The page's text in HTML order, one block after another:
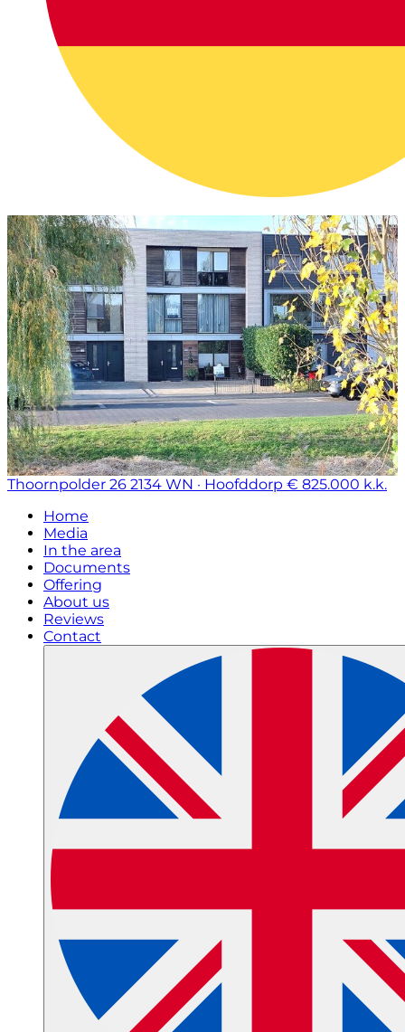
Thoornpolder 26 2134 WN · Hoofddorp € 825.000 k.k.
Home
Media
In the area
Documents
Offering
About us
Reviews
Contact